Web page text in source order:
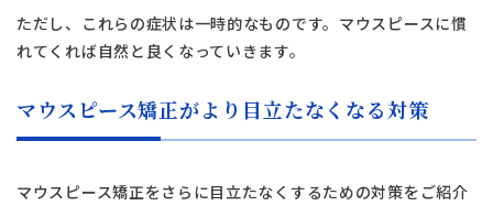
ただし、これらの症状は一時的なものです。マウスピースに慣
れてくれば自然と良くなっていきます。
マウスピース矯正がより目立たなくなる対策
マウスピース矯正をさらに目立たなくするための対策をご紹介